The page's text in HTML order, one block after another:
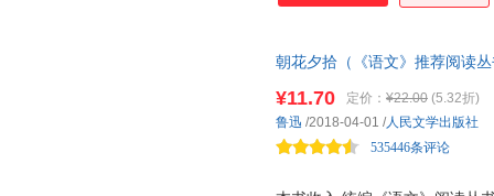
朝花夕拾（《语文》推荐阅读
文学出版社
¥11.70 定价： ¥22.00 (5.32折)
535446条评论
鲁迅 /2018-04-01 /人民文学出版社